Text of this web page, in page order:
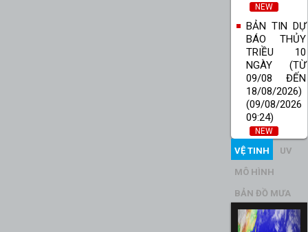
NEW
BẢN TIN DỰ
BÁO THỦY
TRIỀU 10
NGÀY (TỪ
09/08 ĐẾN
18/08/2026)
(09/08/2026
09:24)
NEW
VỆ TINH UV
MÔ HÌNH
BẢN ĐỒ MƯA